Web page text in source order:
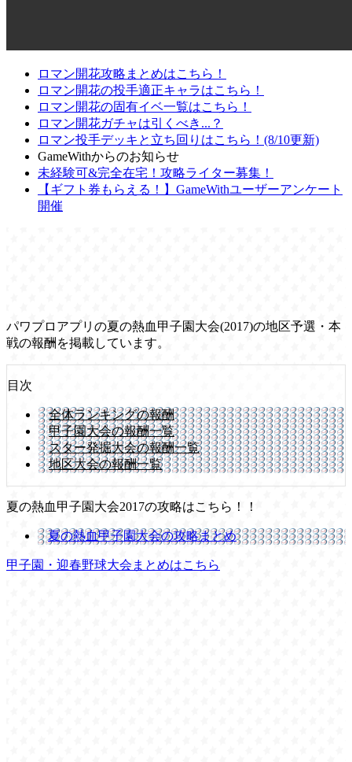
ロマン開花攻略まとめはこちら！
ロマン開花の投手適正キャラはこちら！
ロマン開花の固有イベ一覧はこちら！
ロマン開花ガチャは引くべき...？
ロマン投手デッキと立ち回りはこちら！(8/10更新)
GameWithからのお知らせ
未経験可&完全在宅！攻略ライター募集！
【ギフト券もらえる！】GameWithユーザーアンケート
開催
パワプロアプリの夏の熱血甲子園大会(2017)の地区予選・本
戦の報酬を掲載しています。
目次
全体ランキングの報酬
甲子園大会の報酬一覧
スター発掘大会の報酬一覧
地区大会の報酬一覧
夏の熱血甲子園大会2017の攻略はこちら！！
夏の熱血甲子園大会の攻略まとめ
甲子園・迎春野球大会まとめはこちら